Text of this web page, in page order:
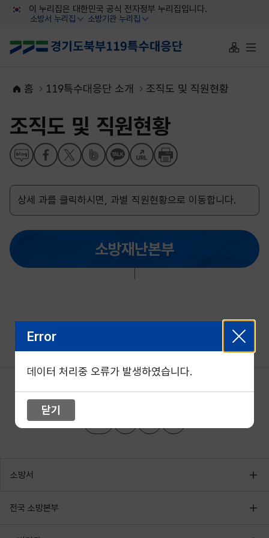
대메뉴 바로가기
본문 바로가기
이 누리집은 대한민국 공식 전자정부 누리집입니다.
소방서 누리집
열기
소방기관 누리집
열기
사이트맵
전체
홈 119특수대응단 소개 조직도 및 직원현황
조직도 및 직원현황
상세 과를 클릭하시면, 과별 직원현황으로 이동합니다.
소방재난본부
소방서
전국 소방본부
Error
데이터 처리중 오류가 발생하였습니다.
닫기